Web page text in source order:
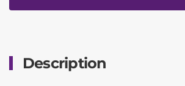
Description